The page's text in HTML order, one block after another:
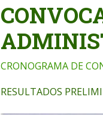
CRONOGRAMA DE
RESULTADOS